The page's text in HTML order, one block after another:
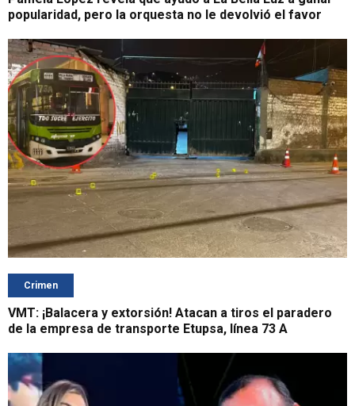
popularidad, pero la orquesta no le devolvió el favor
Crimen
VMT: ¡Balacera y extorsión! Atacan a tiros el paradero
de la empresa de transporte Etupsa, línea 73 A